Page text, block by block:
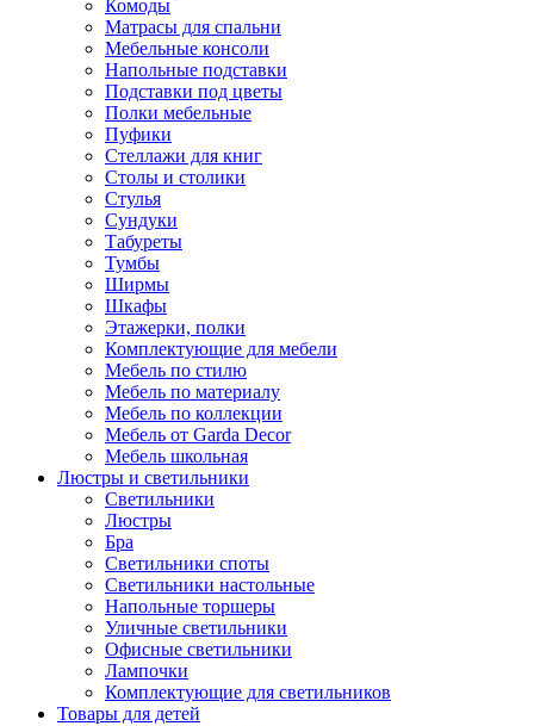
Комоды
Матрасы для спальни
Мебельные консоли
Напольные подставки
Подставки под цветы
Полки мебельные
Пуфики
Стеллажи для книг
Столы и столики
Стулья
Сундуки
Табуреты
Тумбы
Ширмы
Шкафы
Этажерки, полки
Комплектующие для мебели
Мебель по стилю
Мебель по материалу
Мебель по коллекции
Мебель от Garda Decor
Мебель школьная
Люстры и светильники
Светильники
Люстры
Бра
Светильники споты
Светильники настольные
Напольные торшеры
Уличные светильники
Офисные светильники
Лампочки
Комплектующие для светильников
Товары для детей